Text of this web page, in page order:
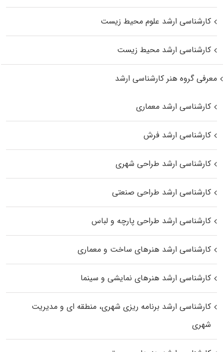
کارشناسی ارشد علوم محیط‌ زیست
کارشناسی ارشد محیط زیست
معرفی گروه هنر کارشناسی ارشد
کارشناسی ارشد معماری
کارشناسی ارشد فرش
کارشناسی ارشد طراحی شهری
کارشناسی ارشد طراحی صنعتی
کارشناسی ارشد طراحی پارچه و لباس
کارشناسی ارشد هنرهای ساخت و معماری
کارشناسی ارشد هنرهای نمایشی و سینما
کارشناسی ارشد برنامه ریزی شهری، منطقه‌ ای و مدیریت
شهری